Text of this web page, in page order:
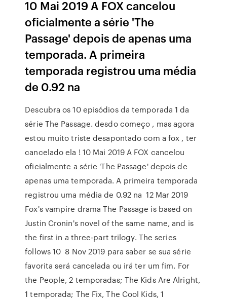
10 Mai 2019 A FOX cancelou
oficialmente a série 'The
Passage' depois de apenas uma
temporada. A primeira
temporada registrou uma média
de 0.92 na
Descubra os 10 episódios da temporada 1 da
série The Passage. desdo começo , mas agora
estou muito triste desapontado com a fox , ter
cancelado ela ! 10 Mai 2019 A FOX cancelou
oficialmente a série 'The Passage' depois de
apenas uma temporada. A primeira temporada
registrou uma média de 0.92 na 12 Mar 2019
Fox's vampire drama The Passage is based on
Justin Cronin's novel of the same name, and is
the first in a three-part trilogy. The series
follows 10 8 Nov 2019 para saber se sua série
favorita será cancelada ou irá ter um fim. For
the People, 2 temporadas; The Kids Are Alright,
1 temporada; The Fix, The Cool Kids, 1